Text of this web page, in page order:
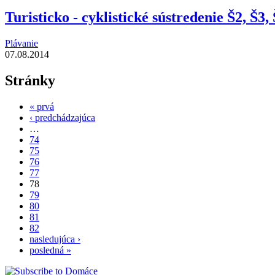
Turisticko - cyklistické sústredenie Š2, Š3,
Plávanie
07.08.2014
Stránky
« prvá
‹ predchádzajúca
…
74
75
76
77
78
79
80
81
82
nasledujúca ›
posledná »